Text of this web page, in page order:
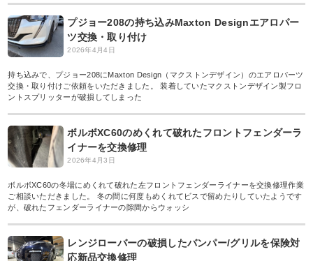
プジョー208の持ち込みMaxton Designエアロパー
ツ交換・取り付け
2026年4月4日
持ち込みで、プジョー208にMaxton Design（マクストンデザイン）のエアロパーツ
交換・取り付けご依頼をいただきました。 装着していたマクストンデザイン製フロ
ントスプリッターが破損してしまった
ボルボXC60のめくれて破れたフロントフェンダーラ
イナーを交換修理
2026年4月3日
ボルボXC60の冬場にめくれて破れた左フロントフェンダーライナーを交換修理作業
ご相談いただきました。 冬の間に何度もめくれてビスで留めたりしていたようです
が、破れたフェンダーライナーの隙間からウォッシ
レンジローバーの破損したバンパー/グリルを保険対
応新品交換修理